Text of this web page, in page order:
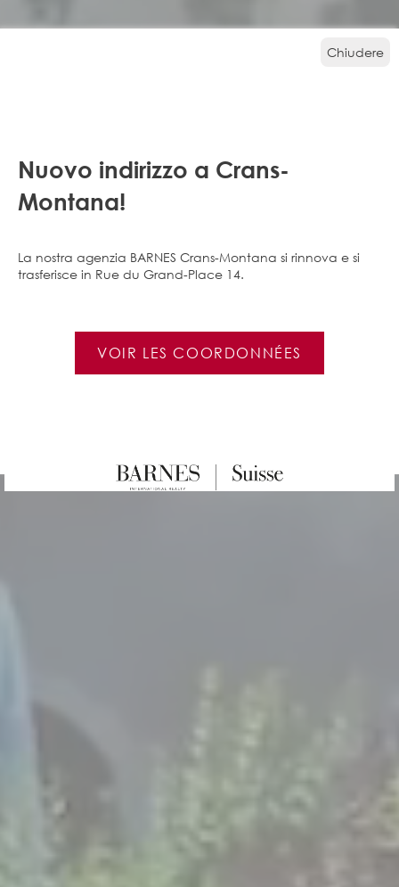
Chiudere
Nuovo indirizzo a Crans-
Montana!
La nostra agenzia BARNES Crans-Montana si rinnova e si
trasferisce in Rue du Grand-Place 14.
VOIR LES COORDONNÉES